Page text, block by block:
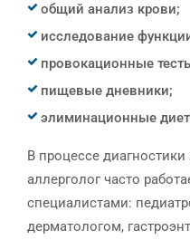
общий анализ крови;
исследование
провокационные
пищевые дневники;
элиминационные
В процессе
аллерголог часто
специалистами:
дерматологом,